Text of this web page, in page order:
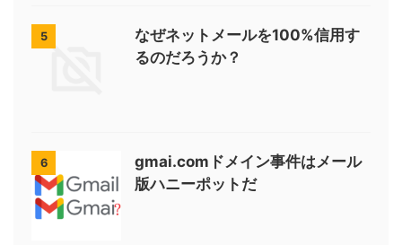
5
なぜネットメールを100%信用す
るのだろうか？
6
gmai.comドメイン事件はメール
版ハニーポットだ